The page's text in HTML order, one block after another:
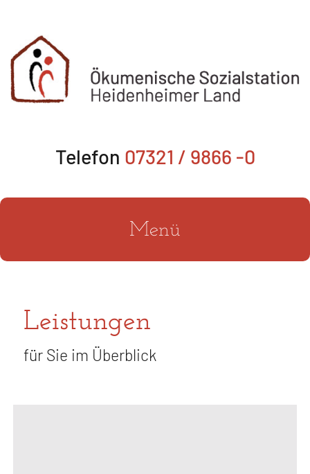
Inhalt
springen
Telefon 07321 / 9866 -0
Menü
Leistungen
für Sie im Überblick